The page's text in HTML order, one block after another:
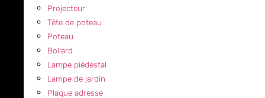
Projecteur
Tête de poteau
Poteau
Bollard
Lampe piédestal
Lampe de jardin
Plaque adresse